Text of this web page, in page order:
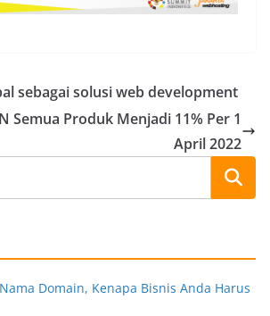
sebagai solusi web development
Semua Produk Menjadi 11% Per 1
April 2022
Domain, Kenapa Bisnis Anda Harus